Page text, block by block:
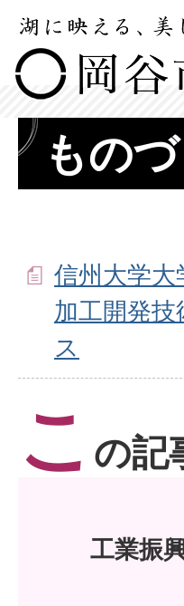
もの
信州大学大
加工開発
ス
こ の記
工業振